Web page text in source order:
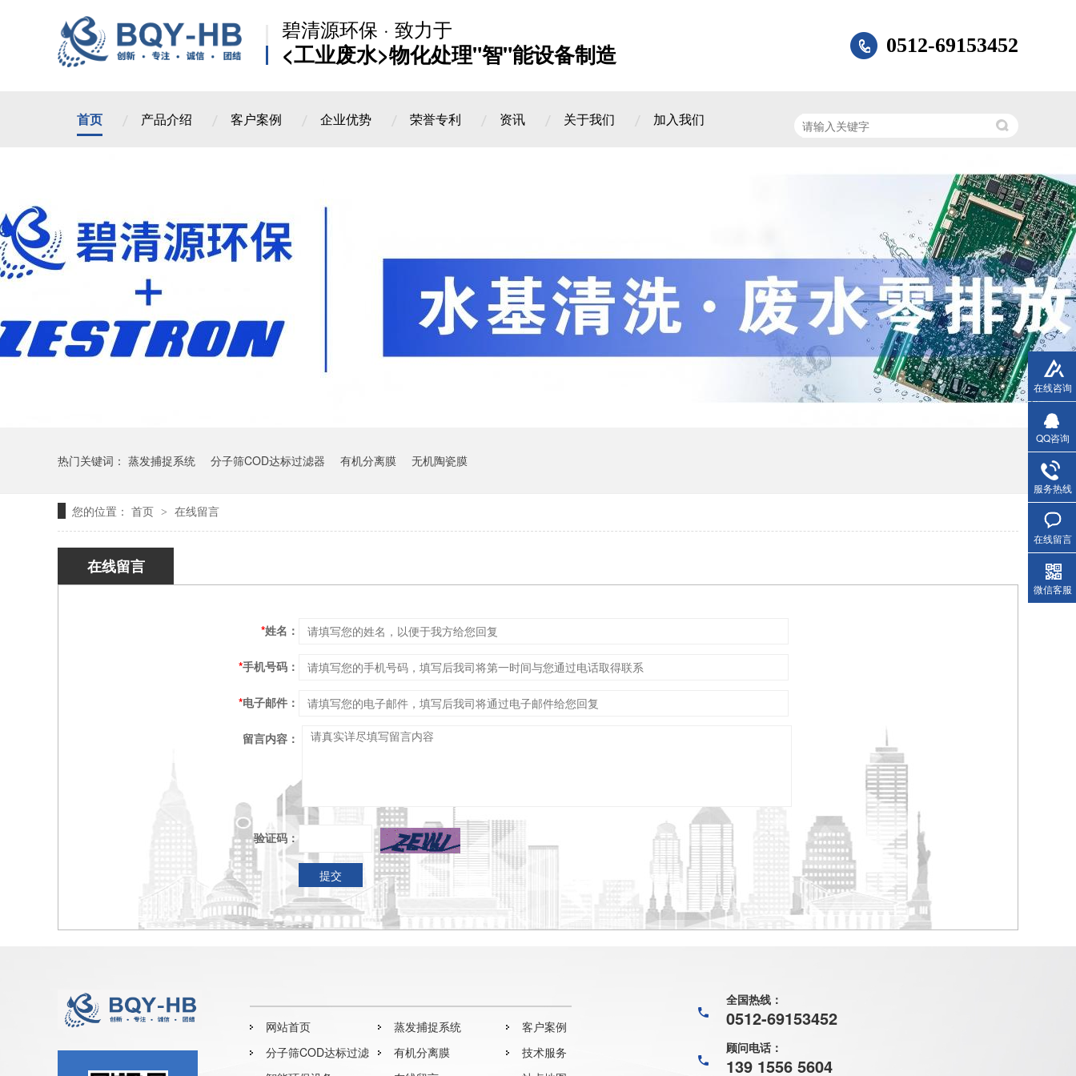
碧清源环保 · 致力于
<工业废水>物化处理"智"能设备制造 0512-69153452
首页 产品介绍 客户案例 企业优势 荣誉专利 资讯 关于我们 加入我们
热门关键词： 蒸发捕捉系统 分子筛COD达标过滤器 有机分离膜 无机陶瓷膜
您的位置： 首页 > 在线留言
在线留言
*姓名：
*手机号码：
*电子邮件：
留言内容：
验证码：
网站首页 蒸发捕捉系统
客户案例
分子筛COD达标过滤
有机分离膜
技术服务
全国热线：
0512-69153452
顾问电话：
139 1556 5604
在线咨询
QQ咨询
服务热线
在线留言
微信客服